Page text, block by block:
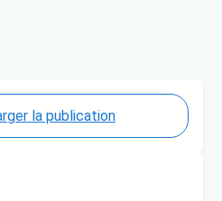
la publication